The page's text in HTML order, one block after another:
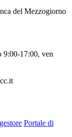
del Mezzogiorno
9:00-17:00, ven
Portale di